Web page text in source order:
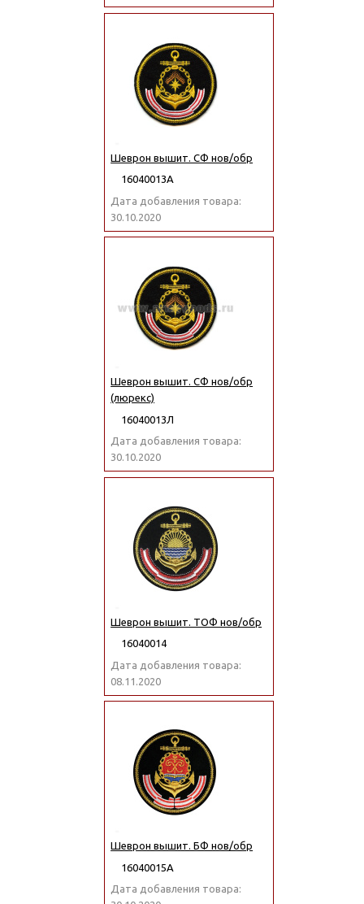
Шеврон вышит. СФ нов/обр
16040013А
Дата добавления товара:
30.10.2020
Шеврон вышит. СФ нов/обр
(люрекс)
16040013Л
Дата добавления товара:
30.10.2020
Шеврон вышит. ТОФ нов/обр
16040014
Дата добавления товара:
08.11.2020
Шеврон вышит. БФ нов/обр
16040015А
Дата добавления товара: